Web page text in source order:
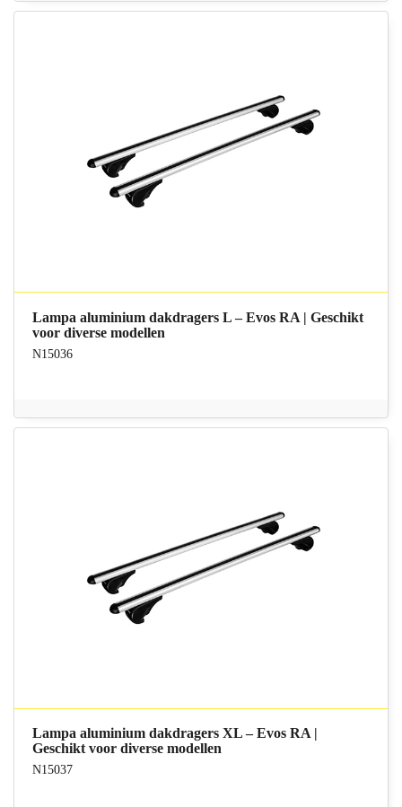
Lampa aluminium dakdragers L – Evos RA | Geschikt
voor diverse modellen
N15036
Lampa aluminium dakdragers XL – Evos RA |
Geschikt voor diverse modellen
N15037